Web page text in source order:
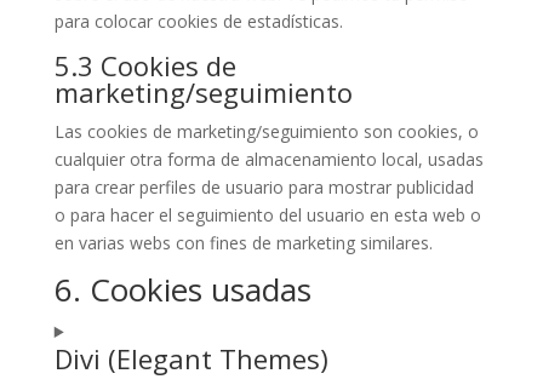
para colocar cookies de estadísticas.
5.3 Cookies de
marketing/seguimiento
Las cookies de marketing/seguimiento son cookies, o
cualquier otra forma de almacenamiento local, usadas
para crear perfiles de usuario para mostrar publicidad
o para hacer el seguimiento del usuario en esta web o
en varias webs con fines de marketing similares.
6. Cookies usadas
Divi (Elegant Themes)